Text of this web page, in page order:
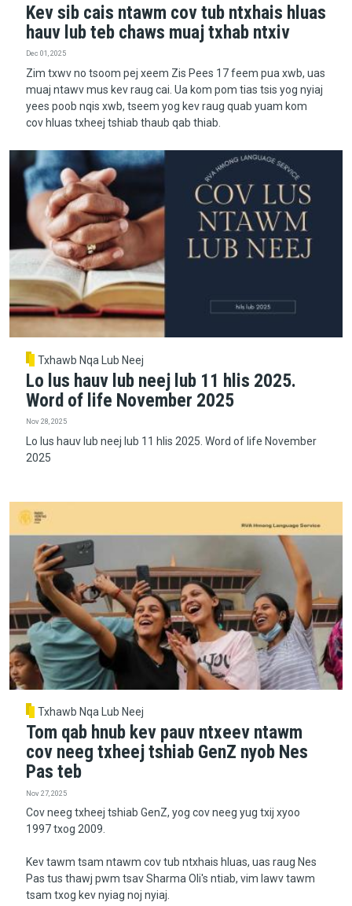
Kev sib cais ntawm cov tub ntxhais hluas
hauv lub teb chaws muaj txhab ntxiv
Dec 01, 2025
Zim txwv no tsoom pej xeem Zis Pees 17 feem pua xwb, uas
muaj ntawv mus kev raug cai. Ua kom pom tias tsis yog nyiaj
yees poob nqis xwb, tseem yog kev raug quab yuam kom
cov hluas txheej tshiab thaub qab thiab.
Txhawb Nqa Lub Neej
Lo lus hauv lub neej lub 11 hlis 2025.
Word of life November 2025
Nov 28, 2025
Lo lus hauv lub neej lub 11 hlis 2025. Word of life November
2025
Txhawb Nqa Lub Neej
Tom qab hnub kev pauv ntxeev ntawm
cov neeg txheej tshiab GenZ nyob Nes
Pas teb
Nov 27, 2025
Cov neeg txheej tshiab GenZ, yog cov neeg yug txij xyoo
1997 txog 2009.
Kev tawm tsam ntawm cov tub ntxhais hluas, uas raug Nes
Pas tus thawj pwm tsav Sharma Oli's ntiab, vim lawv tawm
tsam txog kev nyiag noj nyiaj.